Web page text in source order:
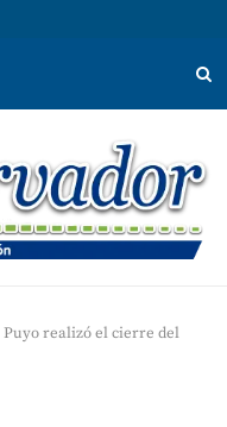
realizó el cierre del